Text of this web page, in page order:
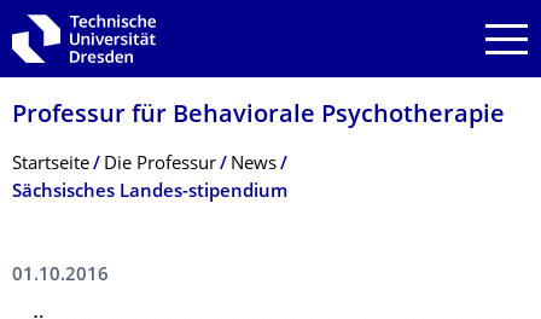
Zur Hauptnavigation springen
Zur Suche springen
Zum Inhalt springen
Professur für Behaviorale Psychotherapie
Breadcrumb-Menü
Startseite Die Professur
News
Sächsisches Landes-stipendium
01.10.2016